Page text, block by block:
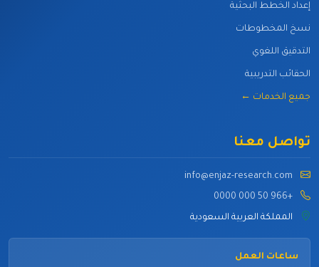
إعداد الخطط البحثية
نسخ المخطوطات
التدقيق اللغوي
الحقائب التدريبية
جميع الخدمات ←
تواصل معنا
info@enjaz-research.com
+966 50 000 0000
المملكة العربية السعودية
ساعات العمل